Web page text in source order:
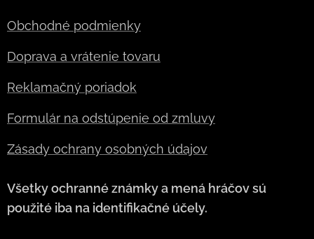
Obchodné podmienky
Doprava a vrátenie tovaru
Reklamačný poriadok
Formulár na odstúpenie od zmluvy
Zásady ochrany osobných údajov
Všetky ochranné známky a mená hráčov sú
použité iba na identifikačné účely.